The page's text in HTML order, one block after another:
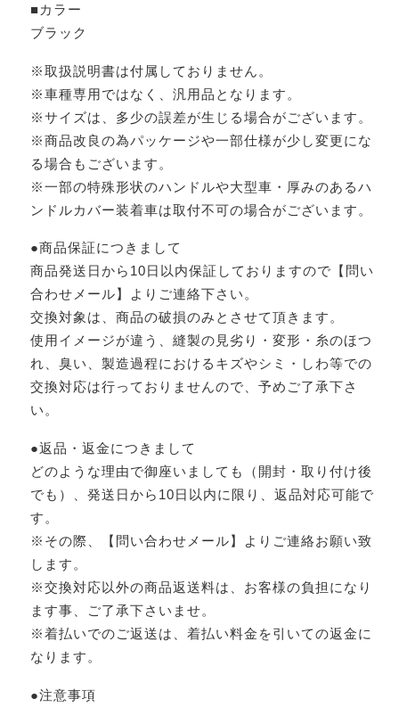
■カラー
ブラック
※取扱説明書は付属しておりません。
※車種専用ではなく、汎用品となります。
※サイズは、多少の誤差が生じる場合がございます。
※商品改良の為パッケージや一部仕様が少し変更にな
る場合もございます。
※一部の特殊形状のハンドルや大型車・厚みのあるハ
ンドルカバー装着車は取付不可の場合がございます。
●商品保証につきまして
商品発送日から10日以内保証しておりますので【問い
合わせメール】よりご連絡下さい。
交換対象は、商品の破損のみとさせて頂きます。
使用イメージが違う、縫製の見劣り・変形・糸のほつ
れ、臭い、製造過程におけるキズやシミ・しわ等での
交換対応は行っておりませんので、予めご了承下さ
い。
●返品・返金につきまして
どのような理由で御座いましても（開封・取り付け後
でも）、発送日から10日以内に限り、返品対応可能で
す。
※その際、【問い合わせメール】よりご連絡お願い致
します。
※交換対応以外の商品返送料は、お客様の負担になり
ます事、ご了承下さいませ。
※着払いでのご返送は、着払い料金を引いての返金に
なります。
●注意事項